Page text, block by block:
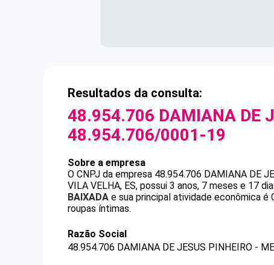
Resultados da consulta:
48.954.706 DAMIANA DE
48.954.706/0001-19
Sobre a empresa
O CNPJ da empresa 48.954.706 DAMIANA DE
VILA VELHA, ES, possui 3 anos, 7 meses e 17
BAIXADA e sua principal atividade econômica
roupas íntimas.
Razão Social
48.954.706 DAMIANA DE JESUS PINHEIRO - ME